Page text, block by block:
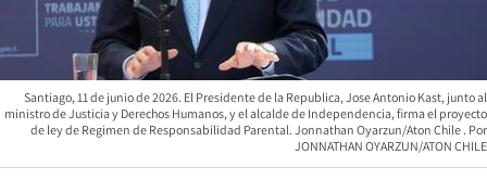
Santiago, 11 de junio de 2026. El Presidente de la Republica, Jose Antonio Kast, junto al
ministro de Justicia y Derechos Humanos, y el alcalde de Independencia, firma el proyecto
de ley de Regimen de Responsabilidad Parental. Jonnathan Oyarzun/Aton Chile
JONNATHAN OYARZUN/ATON CHILE